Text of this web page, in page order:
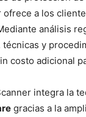
ofrece a los
análisis
técnicas y
costo adicional
integra la
gracias a la